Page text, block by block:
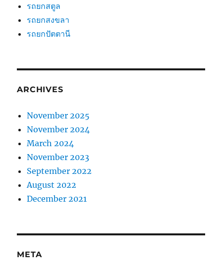
รถยกสตูล
รถยกสงขลา
รถยกปัตตานี
ARCHIVES
November 2025
November 2024
March 2024
November 2023
September 2022
August 2022
December 2021
META